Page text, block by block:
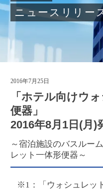
ニュースリリー
2016年7月25日
「ホテル向けウ
便器」
2016年8月1日(月)
～宿泊施設のバスルー
レット一体形便器～
※1：「ウォシュレッ